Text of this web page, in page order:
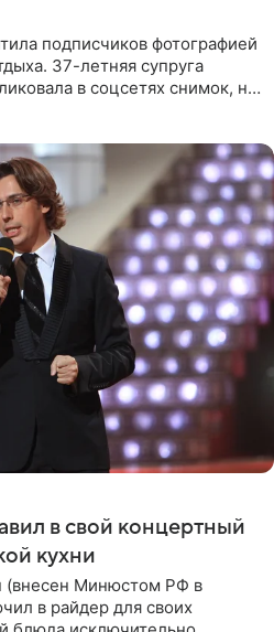
подписчиков фотографией
37-летняя супруга
в соцсетях снимок, на
в свой концертный
кухни
(внесен Минюстом РФ в
в райдер для своих